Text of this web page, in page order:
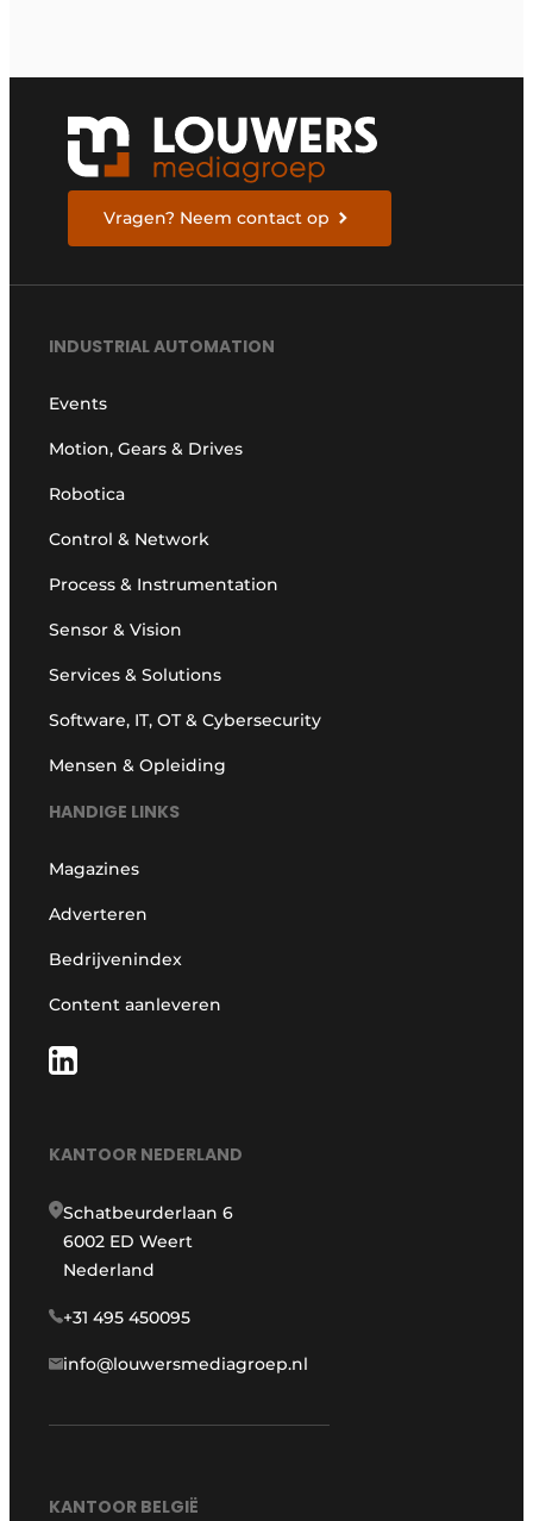
Vragen? Neem contact op
INDUSTRIAL AUTOMATION
Events
Motion, Gears & Drives
Robotica
Control & Network
Process & Instrumentation
Sensor & Vision
Services & Solutions
Software, IT, OT & Cybersecurity
Mensen & Opleiding
HANDIGE LINKS
Magazines
Adverteren
Bedrijvenindex
Content aanleveren
KANTOOR NEDERLAND
Schatbeurderlaan 6
6002 ED Weert
Nederland
+31 495 450095
info@louwersmediagroep.nl
KANTOOR BELGIË